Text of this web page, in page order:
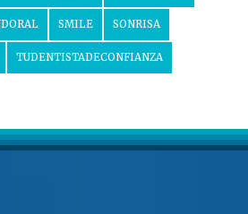
SMILE SONRISA
TUDENTISTADECONFIANZA